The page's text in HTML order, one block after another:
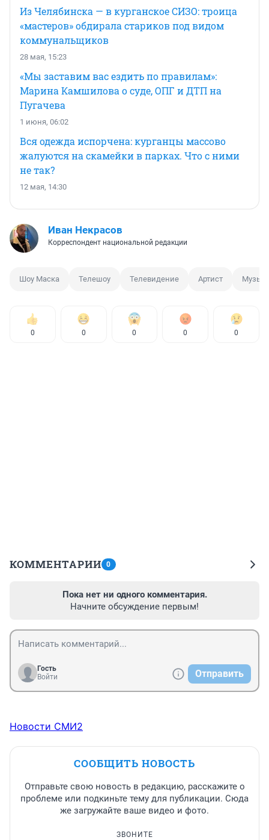
Из Челябинска — в курганское СИЗО: троица
«мастеров» обдирала стариков под видом
коммунальщиков
28 мая, 15:23
«Мы заставим вас ездить по правилам»:
Марина Камшилова о суде, ОПГ и ДТП на
Пугачева
1 июня, 06:02
Вся одежда испорчена: курганцы массово
жалуются на скамейки в парках. Что с ними
не так?
12 мая, 14:30
Иван Некрасов
Корреспондент национальной редакции
Шоу Маска Телешоу Телевидение Артист
0 0 0 0 0
КОММЕНТАРИИ 0
Пока нет ни одного комментария.
Начните обсуждение первым!
Гость
Войти
Отправить
Новости СМИ2
СООБЩИТЬ НОВОСТЬ
Отправьте свою новость в редакцию, расскажите о
проблеме или подкиньте тему для публикации. Сюда
же загружайте ваше видео и фото.
ЗВОНИТЕ